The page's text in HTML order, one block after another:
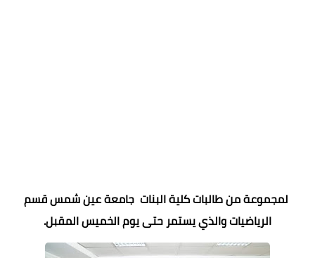
لمجموعة من طالبات كلية البنات جامعة عين شمس قسم
الرياضيات والذي يستمر حتى يوم الخميس المقبل.